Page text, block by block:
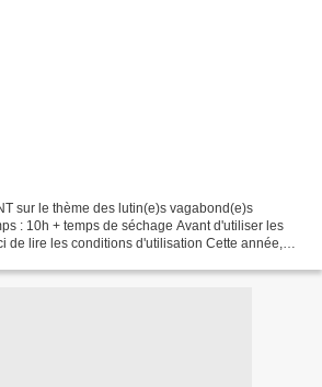
sur le thème des lutin(e)s vagabond(e)s
: 10h + temps de séchage Avant d'utiliser les
de lire les conditions d'utilisation Cette année,